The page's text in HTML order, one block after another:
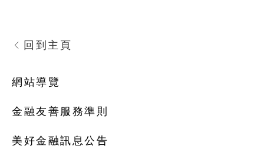
回到主頁
網站導覽
金融友善服務準則
美好金融訊息公告